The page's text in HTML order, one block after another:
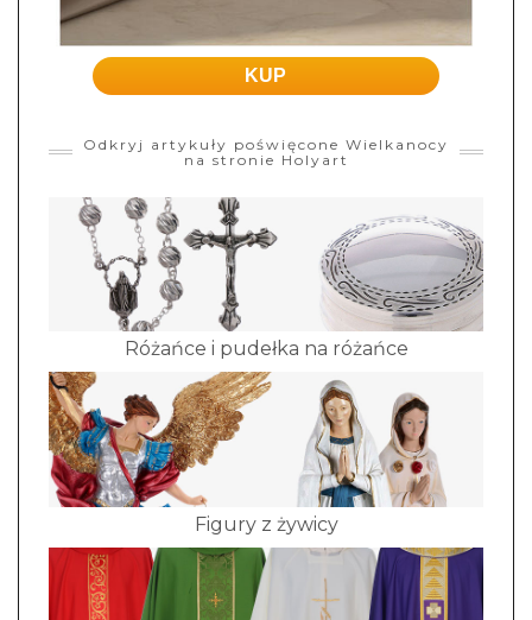
KUP
Odkryj artykuły poświęcone Wielkanocy
na stronie Holyart
Różańce i pudełka na różańce
Figury z żywicy